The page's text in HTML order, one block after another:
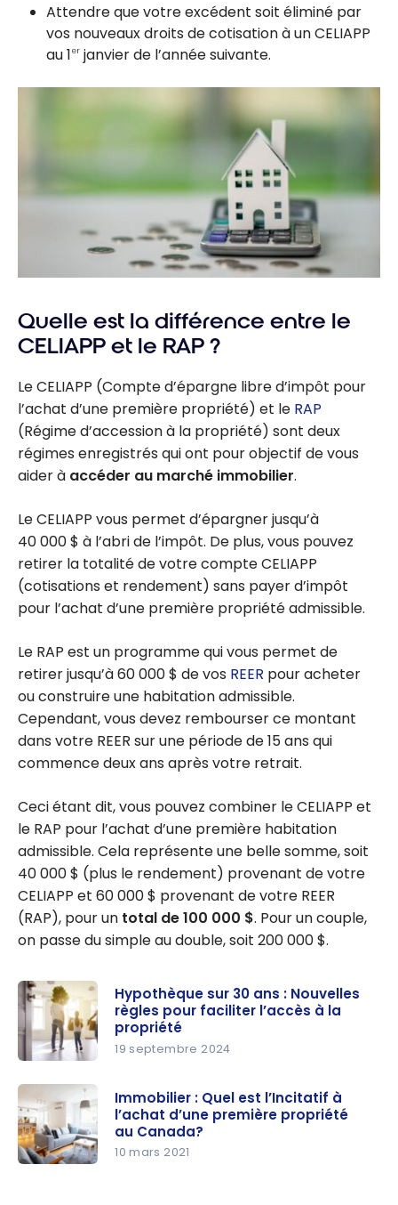
Attendre que votre excédent soit éliminé par
vos nouveaux droits de cotisation à un CELIAPP
au 1er janvier de l’année suivante.
Quelle est la différence entre le
CELIAPP et le RAP ?
Le CELIAPP (Compte d’épargne libre d’impôt pour
l’achat d’une première propriété) et le RAP
(Régime d’accession à la propriété) sont deux
régimes enregistrés qui ont pour objectif de vous
aider à accéder au marché immobilier.
Le CELIAPP vous permet d’épargner jusqu’à
40 000 $ à l’abri de l’impôt. De plus, vous pouvez
retirer la totalité de votre compte CELIAPP
(cotisations et rendement) sans payer d’impôt
pour l’achat d’une première propriété admissible.
Le RAP est un programme qui vous permet de
retirer jusqu’à 60 000 $ de vos REER pour acheter
ou construire une habitation admissible.
Cependant, vous devez rembourser ce montant
dans votre REER sur une période de 15 ans qui
commence deux ans après votre retrait.
Ceci étant dit, vous pouvez combiner le CELIAPP et
le RAP pour l’achat d’une première habitation
admissible. Cela représente une belle somme, soit
40 000 $ (plus le rendement) provenant de votre
CELIAPP et 60 000 $ provenant de votre REER
(RAP), pour un total de 100 000 $. Pour un couple,
on passe du simple au double, soit 200 000 $.
e sur 30
ans :
Nouvelles
règles pour
Hypothèque sur 30 ans : Nouvelles
règles pour faciliter l’accès à la
propriété
19 septembre 2024
Immobilier : Quel est l’Incitatif à
l’achat d’une première propriété
au Canada?
10 mars 2021